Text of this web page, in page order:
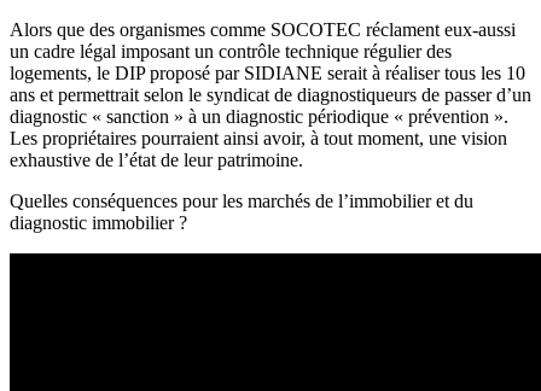
Alors que des organismes comme SOCOTEC réclament eux-aussi
un cadre légal imposant un contrôle technique régulier des
logements, ​le DIP proposé par SIDIANE serait à réaliser tous les 10
ans et permettrait selon le syndicat de diagnostiqueurs de passer d’un
diagnostic « sanction » à un diagnostic périodique « prévention ».
Les propriétaires pourraient ainsi avoir, à tout moment, une vision
exhaustive de l’état de leur patrimoine.
Quelles conséquences pour les marchés de l’immobilier et du
diagnostic immobilier ?